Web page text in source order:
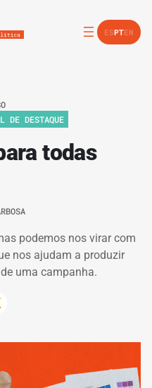
ESPTEN
DE DESTAQUE
todas
podemos nos virar com
nos ajudam a produzir
uma campanha.